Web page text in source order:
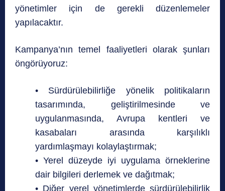
yönetimler için de gerekli düzenlemeler
yapılacaktır.
Kampanya’nın temel faaliyetleri olarak şunları
öngörüyoruz:
• Sürdürülebilirliğe yönelik politikaların
tasarımında, geliştirilmesinde ve
uygulanmasında, Avrupa kentleri ve
kasabaları arasında karşılıklı
yardımlaşmayı kolaylaştırmak;
• Yerel düzeyde iyi uygulama örneklerine
dair bilgileri derlemek ve dağıtmak;
• Diğer yerel yönetimlerde sürdürülebilirlik